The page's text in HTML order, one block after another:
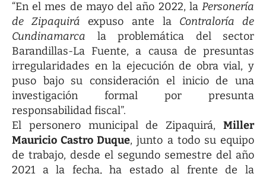
“En el mes de mayo del año 2022, la Personería
de Zipaquirá expuso ante la Contraloría de
Cundinamarca la problemática del sector
Barandillas-La Fuente, a causa de presuntas
irregularidades en la ejecución de obra vial, y
puso bajo su consideración el inicio de una
investigación formal por presunta
responsabilidad fiscal”.
El personero municipal de Zipaquirá, Miller
Mauricio Castro Duque, junto a todo su equipo
de trabajo, desde el segundo semestre del año
2021 a la fecha, ha estado al frente de la